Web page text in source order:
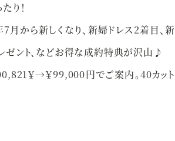
り！
月から新しくなり、新婦ドレス2着目、新
ゼント、などお得な成約特典が沢山♪
￥→￥99,000円でご案内。40カット